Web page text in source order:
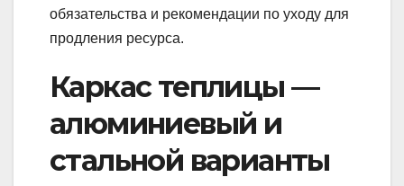
обязательства и рекомендации по уходу для
продления ресурса.
Каркас теплицы —
алюминиевый и
стальной варианты